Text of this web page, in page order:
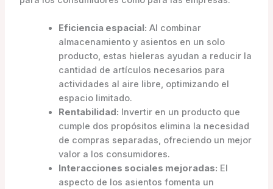
Eficiencia espacial: Al combinar
almacenamiento y asientos en un solo
producto, estas hieleras ayudan a reducir la
cantidad de artículos necesarios para
actividades al aire libre, optimizando el
espacio limitado.
Rentabilidad: Invertir en un producto que
cumple dos propósitos elimina la necesidad
de compras separadas, ofreciendo un mejor
valor a los consumidores.
Interacciones sociales mejoradas: El
aspecto de los asientos fomenta un